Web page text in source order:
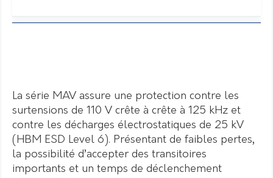
La série MAV assure une protection contre les
surtensions de 110 V crête à crête à 125 kHz et
contre les décharges électrostatiques de 25 kV
(HBM ESD Level 6). Présentant de faibles pertes,
la possibilité d’accepter des transitoires
importants et un temps de déclenchement